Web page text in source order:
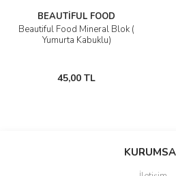
BEAUTİFUL FOOD
Beautiful Food Mineral Blok (
Yumurta Kabuklu)
45,00 TL